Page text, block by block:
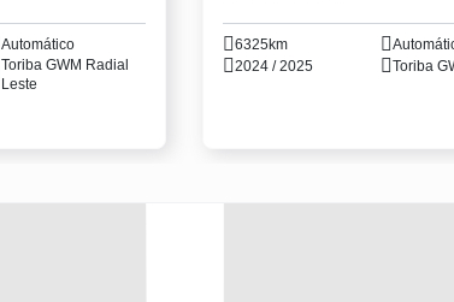
Automático
Toriba GWM Radial
Leste
6325km
2024 / 2025
Toriba